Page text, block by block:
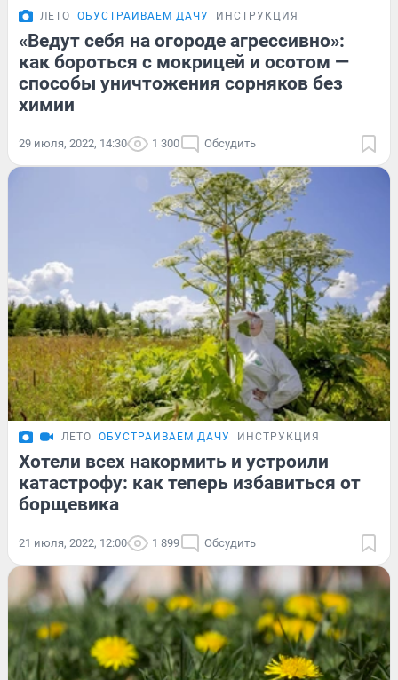
ЛЕТО ОБУСТРАИВАЕМ ДАЧУ ИНСТРУКЦИЯ
«Ведут себя на огороде агрессивно»:
как бороться с мокрицей и осотом —
способы уничтожения сорняков без
химии
29 июля, 2022, 14:30 1 300 Обсудить
ЛЕТО ОБУСТРАИВАЕМ ДАЧУ ИНСТРУКЦИЯ
Хотели всех накормить и устроили
катастрофу: как теперь избавиться от
борщевика
21 июля, 2022, 12:00 1 899 Обсудить